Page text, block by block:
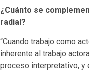
¿Cuánto se
radial?
“Cuando trabajo como
inherente al trabajo
proceso interpretativo, y